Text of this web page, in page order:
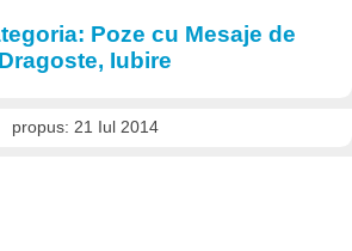
Poze cu Mesaje de
Dragoste, Iubire
propus: 21 Iul 2014